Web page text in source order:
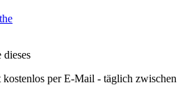
kostenlos per E-Mail - täglich zwischen